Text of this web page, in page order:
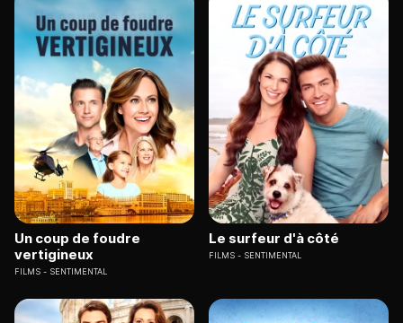
Un coup de foudre
vertigineux
FILMS SENTIMENTAL
Le surfeur d'à côté
FILMS SENTIMENTAL